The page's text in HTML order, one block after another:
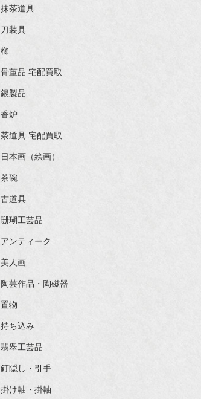
抹茶道具
刀装具
櫛
骨董品 宅配買取
銀製品
香炉
茶道具 宅配買取
日本画（絵画）
茶碗
古道具
珊瑚工芸品
アンティーク
美人画
陶芸作品・陶磁器
置物
持ち込み
翡翠工芸品
釘隠し・引手
掛け軸・掛軸